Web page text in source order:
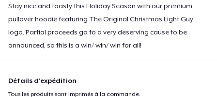
Stay nice and toasty this Holiday Season with our premium
pullover hoodie featuring The Original Christmas Light Guy
logo. Partial proceeds go to a very deserving cause to be
announced, so this is a win/ win/ win for all!
Détails d'expédition
Tous les produits sont imprimés à la commande.